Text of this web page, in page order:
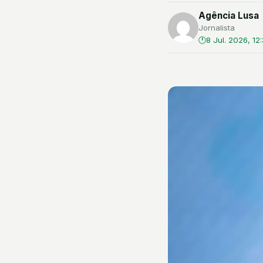
Agência Lusa
Jornalista
8 Jul. 2026,